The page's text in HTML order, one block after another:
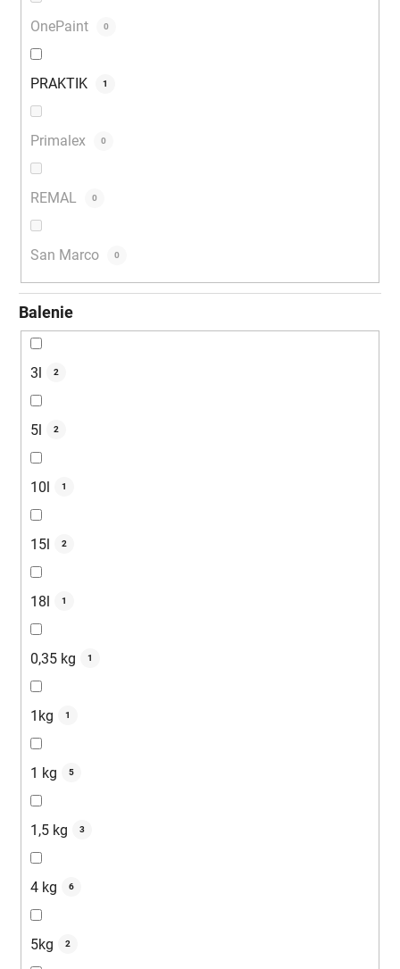
OnePaint 0
PRAKTIK 1
Primalex 0
REMAL 0
San Marco 0
Balenie
3l 2
5l 2
10l 1
15l 2
18l 1
0,35 kg 1
1kg 1
1 kg 5
1,5 kg 3
4 kg 6
5kg 2